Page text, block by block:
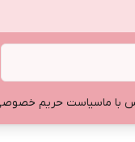
با ماسیاست حریم